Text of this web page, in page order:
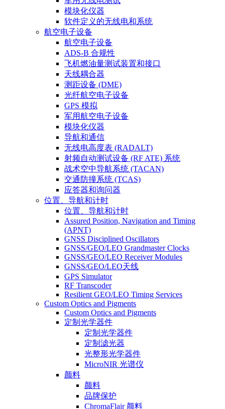
模块化仪器
软件定义的无线电和系统
航空电子设备
航空电子设备
ADS-B 合规性
飞机燃油量测试装置和接口
天线耦合器
测距设备 (DME)
光纤航空电子设备
GPS 模拟
军用航空电子设备
模块化仪器
导航和通信
无线电高度表 (RADALT)
射频自动测试设备 (RF ATE) 系统
战术空中导航系统 (TACAN)
交通防撞系统 (TCAS)
应答器和询问器
位置、导航和计时
位置、导航和计时
Assured Position, Navigation and Timing
(APNT)
GNSS Disciplined Oscillators
GNSS/GEO/LEO Grandmaster Clocks
GNSS/GEO/LEO Receiver Modules
GNSS/GEO/LEO天线
GPS Simulator
RF Transcoder
Resilient GEO/LEO Timing Services
Custom Optics and Pigments
Custom Optics and Pigments
定制光学器件
定制光学器件
定制滤光器
光整形光学器件
MicroNIR 光谱仪
颜料
颜料
品牌保护
ChromaFlair 颜料